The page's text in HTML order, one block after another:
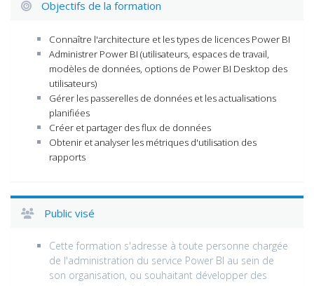
Objectifs de la formation
Connaître l'architecture et les types de licences Power BI
Administrer Power BI (utilisateurs, espaces de travail,
modèles de données, options de Power BI Desktop des
utilisateurs)
Gérer les passerelles de données et les actualisations
planifiées
Créer et partager des flux de données
Obtenir et analyser les métriques d'utilisation des
rapports
Public visé
Cette formation s'adresse à toute personne chargée
de l'administration du service Power BI au sein de
son organisation, ou souhaitant développer des